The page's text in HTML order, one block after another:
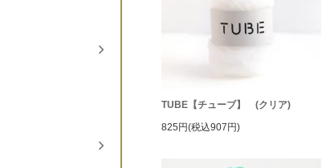
TUBE【チューブ】 (クリア)
825円(税込907円)